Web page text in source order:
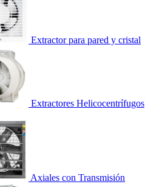
Extractor para pared y cristal
Extractores Helicocentrífugos
Axiales con Transmisión